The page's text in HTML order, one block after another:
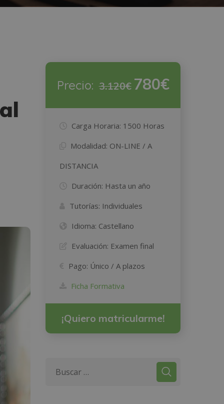
Precio: 3.120€ 780€
Carga Horaria: 1500 Horas
Modalidad: ON-LINE / A
DISTANCIA
Duración: Hasta un año
Tutorías: Individuales
Idioma: Castellano
Evaluación: Examen final
Pago: Único / A plazos
Ficha Formativa
¡Quiero matricularme!